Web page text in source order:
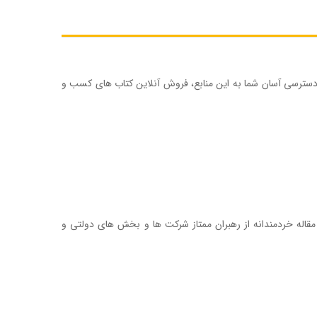
آسان شما به این منابع، فروش آنلاین کتاب های کسب و
این سوال را می توانید در سلسله کتاب های “درس های تجربه شده” پیدا کنید. هر جلد از این مجموعه در عین ایجاز و جذابیت، ۱۲ الی ۱۴ مقاله خردمندانه از رهبران ممتاز شرکت ها و بخش های دولتی و